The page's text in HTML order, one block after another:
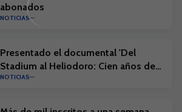
abonados
NOTICIAS
Presentado el documental 'Del
Stadium al Heliodoro: Cien años de
historia'
NOTICIAS